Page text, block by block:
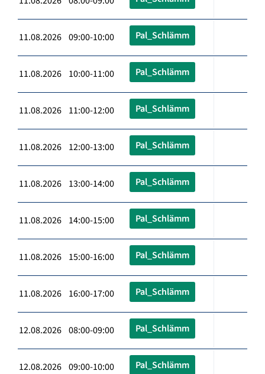
11.08.2026 09:00-10:00 Pal_Schlämm
11.08.2026 10:00-11:00 Pal_Schlämm
11.08.2026 11:00-12:00 Pal_Schlämm
11.08.2026 12:00-13:00 Pal_Schlämm
11.08.2026 13:00-14:00 Pal_Schlämm
11.08.2026 14:00-15:00 Pal_Schlämm
11.08.2026 15:00-16:00 Pal_Schlämm
11.08.2026 16:00-17:00 Pal_Schlämm
12.08.2026 08:00-09:00 Pal_Schlämm
12.08.2026 09:00-10:00 Pal_Schlämm